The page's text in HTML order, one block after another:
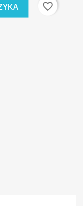
favorite_border